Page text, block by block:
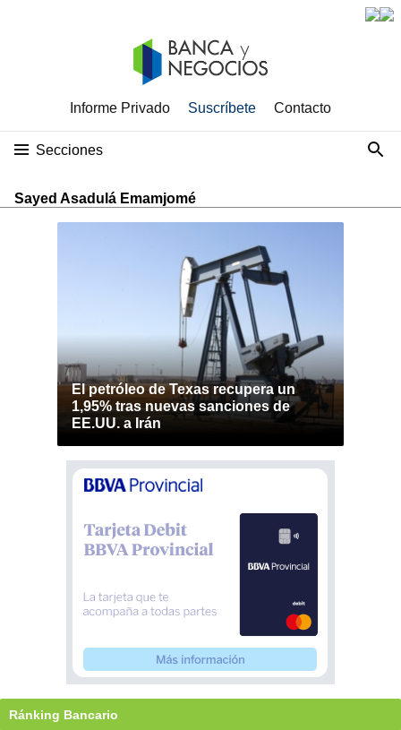
Informe Privado Suscríbete Contacto
Secciones
Sayed Asadulá Emamjomé
El petróleo de Texas recupera un
1,95% tras nuevas sanciones de
EE.UU. a Irán
Ránking Bancario